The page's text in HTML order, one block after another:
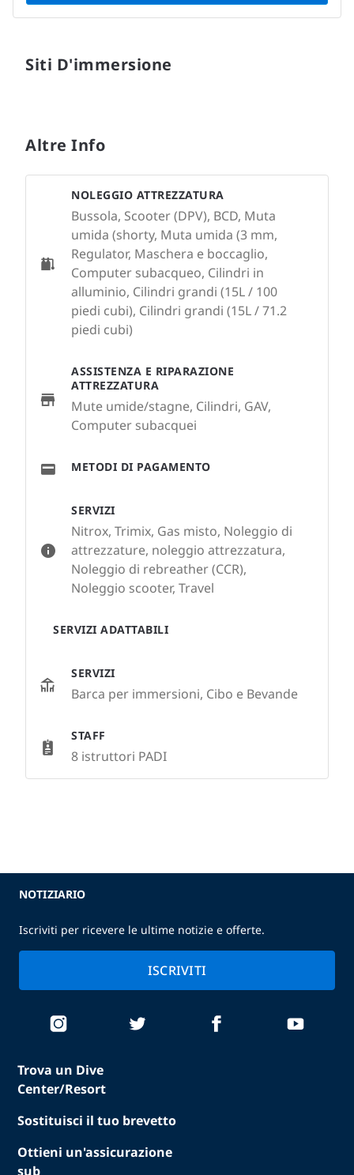
Siti D'immersione
Altre Info
SERVIZI
Nitrox, Trimix, Gas misto, Noleggio di
attrezzature, noleggio attrezzatura,
Noleggio di rebreather (CCR),
Noleggio scooter, Travel
SERVIZI ADATTABILI
SERVIZI
Barca per immersioni, Cibo e Bevande
STAFF
8 istruttori PADI
NOLEGGIO ATTREZZATURA
Bussola, Scooter (DPV), BCD, Muta
umida (shorty, Muta umida (3 mm,
Regulator, Maschera e boccaglio,
Computer subacqueo, Cilindri in
alluminio, Cilindri grandi (15L / 100
piedi cubi), Cilindri grandi (15L / 71.2
piedi cubi)
ASSISTENZA E RIPARAZIONE
ATTREZZATURA
Mute umide/stagne, Cilindri, GAV,
Computer subacquei
METODI DI PAGAMENTO
Trova un Dive
Center/Resort
Sostituisci il tuo brevetto
Ottieni un'assicurazione
sub
NOTIZIARIO
Iscriviti per ricevere le ultime notizie e offerte.
ISCRIVITI